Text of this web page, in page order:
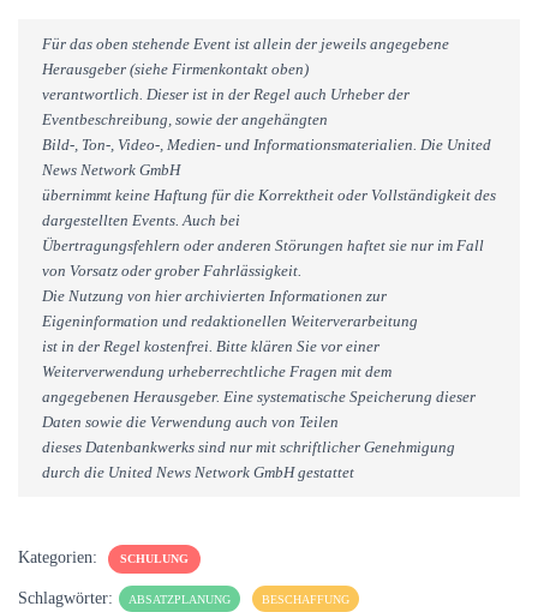
Für das oben stehende Event ist allein der jeweils angegebene
Herausgeber (siehe Firmenkontakt oben)
verantwortlich. Dieser ist in der Regel auch Urheber der
Eventbeschreibung, sowie der angehängten
Bild-, Ton-, Video-, Medien- und Informationsmaterialien. Die United
News Network GmbH
übernimmt keine Haftung für die Korrektheit oder Vollständigkeit des
dargestellten Events. Auch bei
Übertragungsfehlern oder anderen Störungen haftet sie nur im Fall
von Vorsatz oder grober Fahrlässigkeit.
Die Nutzung von hier archivierten Informationen zur
Eigeninformation und redaktionellen Weiterverarbeitung
ist in der Regel kostenfrei. Bitte klären Sie vor einer
Weiterverwendung urheberrechtliche Fragen mit dem
angegebenen Herausgeber. Eine systematische Speicherung dieser
Daten sowie die Verwendung auch von Teilen
dieses Datenbankwerks sind nur mit schriftlicher Genehmigung
durch die United News Network GmbH gestattet
Kategorien: SCHULUNG
Schlagwörter: ABSATZPLANUNG BESCHAFFUNG